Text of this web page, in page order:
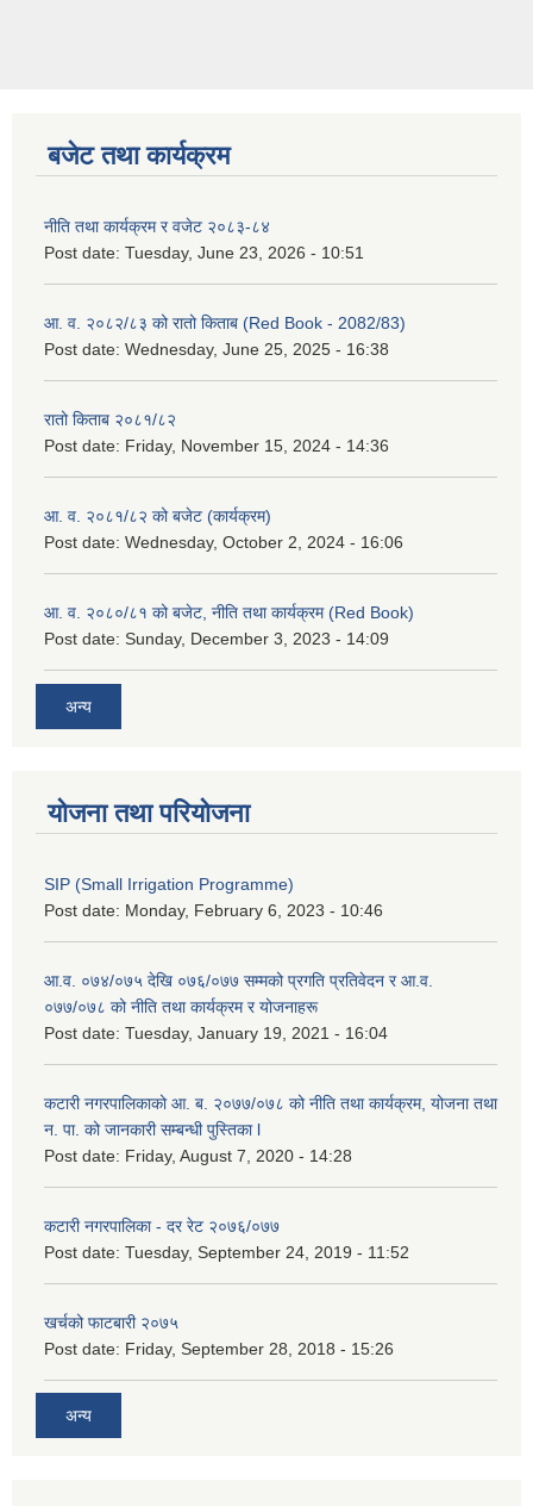
बजेट तथा कार्यक्रम
नीति तथा कार्यक्रम र वजेट २०८३-८४
Post date: Tuesday, June 23, 2026 - 10:51
आ. व. २०८२/८३ को रातो किताब (Red Book - 2082/83)
Post date: Wednesday, June 25, 2025 - 16:38
रातो किताब २०८१/८२
Post date: Friday, November 15, 2024 - 14:36
आ. व. २०८१/८२ को बजेट (कार्यक्रम)
Post date: Wednesday, October 2, 2024 - 16:06
आ. व. २०८०/८१ को बजेट, नीति तथा कार्यक्रम (Red Book)
Post date: Sunday, December 3, 2023 - 14:09
अन्य
योजना तथा परियोजना
SIP (Small Irrigation Programme)
Post date: Monday, February 6, 2023 - 10:46
आ.व. ०७४/०७५ देखि ०७६/०७७ सम्मको प्रगति प्रतिवेदन र आ.व.
०७७/०७८ को नीति तथा कार्यक्रम र योजनाहरू
Post date: Tuesday, January 19, 2021 - 16:04
कटारी नगरपालिकाको आ. ब. २०७७/०७८ को नीति तथा कार्यक्रम, योजना तथा
न. पा. को जानकारी सम्बन्धी पुस्तिका l
Post date: Friday, August 7, 2020 - 14:28
कटारी नगरपालिका - दर रेट २०७६/०७७
Post date: Tuesday, September 24, 2019 - 11:52
खर्चको फाटबारी २०७५
Post date: Friday, September 28, 2018 - 15:26
अन्य